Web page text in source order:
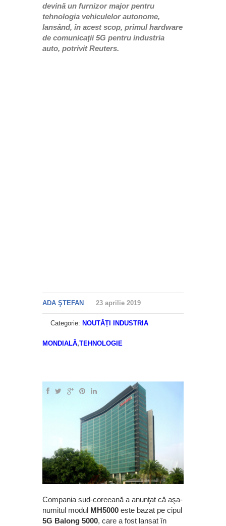
devină un furnizor major pentru
tehnologia vehiculelor autonome,
lansând, în acest scop, primul hardware
de comunicaţii 5G pentru industria
auto, potrivit Reuters.
ADA ŞTEFAN 23 aprilie 2019
Categorie: NOUTĂȚI INDUSTRIA
MONDIALĂ,TEHNOLOGIE
Compania sud-coreeană a anunţat că aşa-
numitul modul MH5000 este bazat pe cipul
5G Balong 5000, care a fost lansat în